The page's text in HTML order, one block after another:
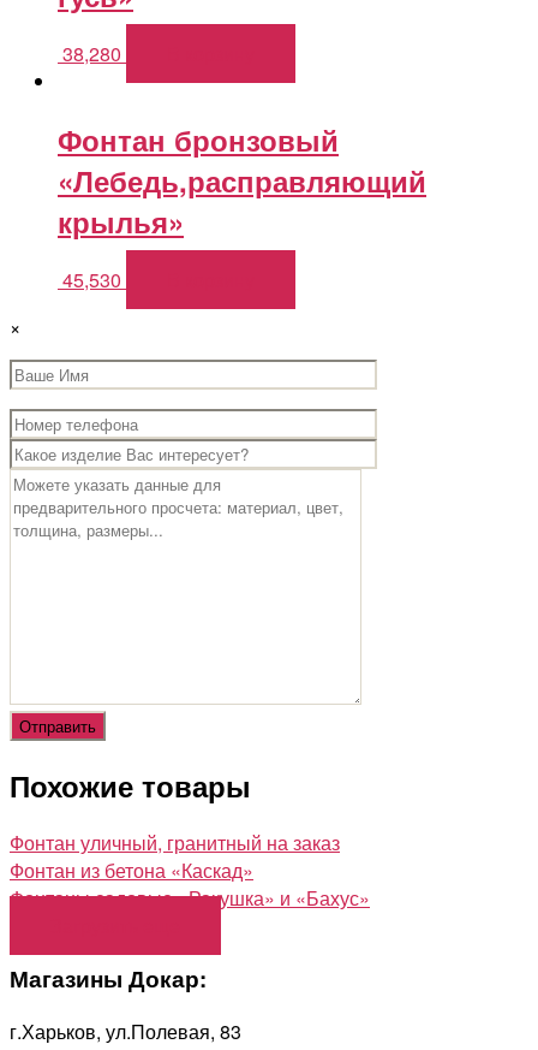
38,280
Фонтан бронзовый
«Лебедь,расправляющий
крылья»
45,530
×
Похожие товары
Фонтан уличный, гранитный на заказ
Фонтан из бетона «Каскад»
Фонтаны садовые «Ракушка» и «Бахус»
Магазины Докар:
г.Харьков, ул.Полевая, 83